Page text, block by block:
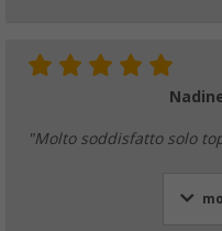
"Molto soddisfatto solo